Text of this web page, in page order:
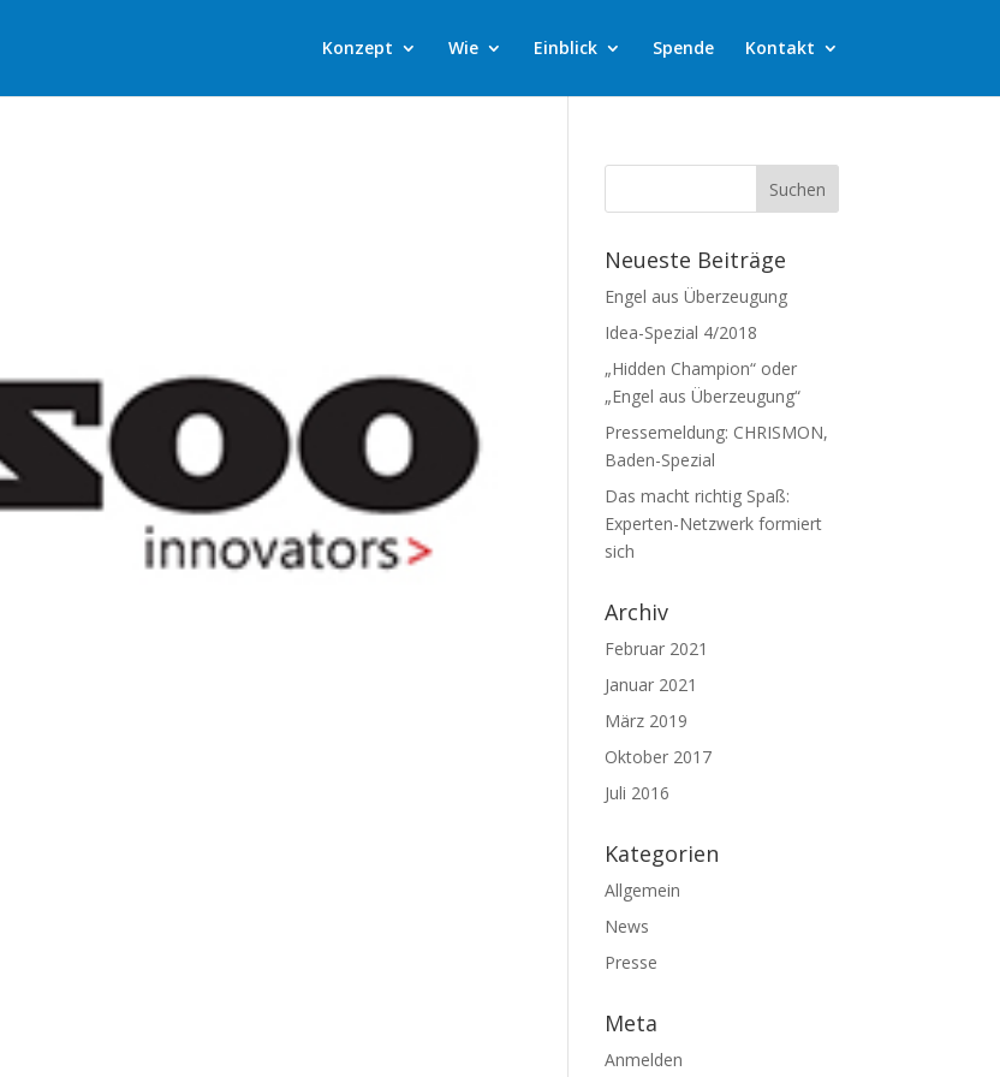
Konzept Wie Einblick Spende Kontakt
Neueste Beiträge
Engel aus Überzeugung
Idea-Spezial 4/2018
„Hidden Champion“ oder
„Engel aus Überzeugung“
Pressemeldung: CHRISMON,
Baden-Spezial
Das macht richtig Spaß:
Experten-Netzwerk formiert
sich
Archiv
Februar 2021
Januar 2021
März 2019
Oktober 2017
Juli 2016
Kategorien
Allgemein
News
Presse
Meta
Anmelden